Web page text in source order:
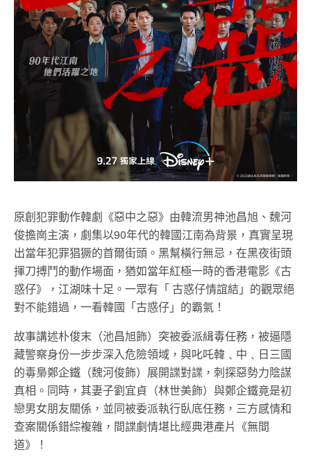
原創犯罪動作韓劇《惡中之惡》由韓流男神池昌旭、魏河
俊擔崗主演，劇集以90年代的韓國江南為背景，真實呈現
出當年犯罪猖獗的首爾街頭。黑幫橫行無忌，在黑夜街頭
揮刀搏鬥的動作場面，猶如當年紅極一時的香港電影《古
惑仔》，江湖味十足。一眾有「 古惑仔情誼結」的觀眾絕
對不能錯過，一看韓國「古惑仔」的霸氣！
故事講述朴俊末（池昌旭飾）突被委派緝毒任務，被逼隱
藏警察身份一步步深入危險領域，與叱吒韓﹑中﹑日三國
的毒梟鄭企鐵（魏河俊飾）展開諜對諜，刺探惡勢力陰謀
真相。同時，其妻子劉宜貞（林世美飾）與鄭企鐵竟是初
戀男女朋友關係，並同被委派執行臥底任務，三方感情和
查案關係錯綜複雜，間諜劇情堪比經典港產片《無間
道》！